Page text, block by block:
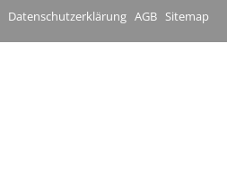
Datenschutzerklärung AGB Sitemap